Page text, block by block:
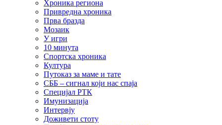
Хроника региона
Привредна хроника
Прва бразда
Мозаик
У игри
10 минута
Спортска хроника
Култура
Путоказ за маме и тате
СББ – сигнал који нас спаја
Специјал РТК
Имунизација
Интервју
Доживети стоту